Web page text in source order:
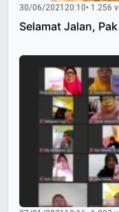
30/06/2021 20:10• 1.256
Selamat Jalan,